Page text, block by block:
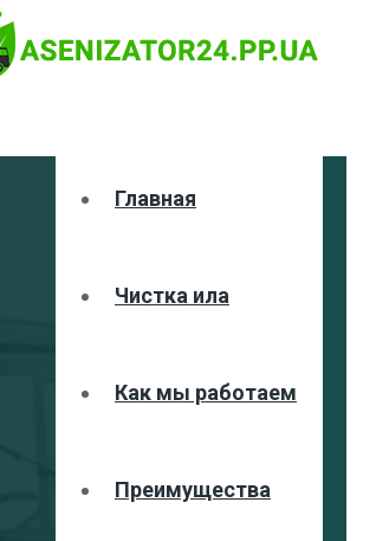
Главная
Чистка ила
Как мы работаем
Преимущества